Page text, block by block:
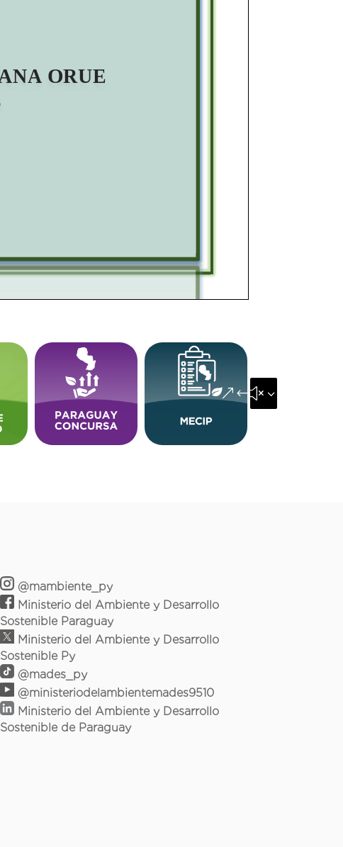
&#x35;
@mambiente_py
Ministerio del Ambiente y Desarrollo
Sostenible Paraguay
Ministerio del Ambiente y Desarrollo
Sostenible Py
@mades_py
@ministeriodelambientemades9510
Ministerio del Ambiente y Desarrollo
Sostenible de Paraguay